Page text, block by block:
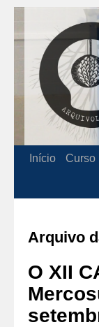
Início Curso
Arquivo
O XII